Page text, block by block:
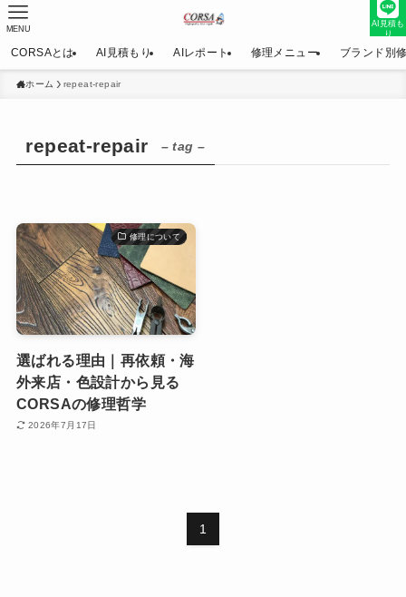
AI見積も
り
MENU
CORSAとは AI見積もり AIレポート 修理メニュー ブランド別
ホーム repeat-repair
repeat-repair – tag –
修理について
選ばれる理由｜再依頼・海
外来店・色設計から見る
CORSAの修理哲学
2026年7月17日
1